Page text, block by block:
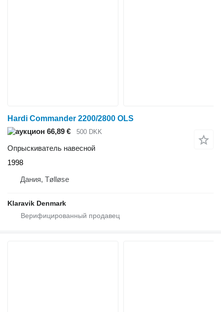
Hardi Commander 2200/2800 OLS
66,89 €
500 DKK
Опрыскиватель навесной
1998
Дания, Tølløse
Klaravik Denmark